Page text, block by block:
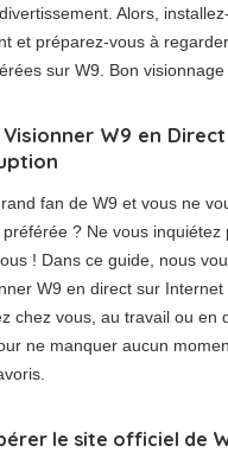
Alors,
et préparez-vous à
sur W9. Bon visionnage
W9 en
fan de W9 et vous ne
? Ne vous inquiétez
! Dans ce guide, nous
W9 en direct sur Internet
chez vous, au travail ou en
ne manquer aucun
le site officiel de